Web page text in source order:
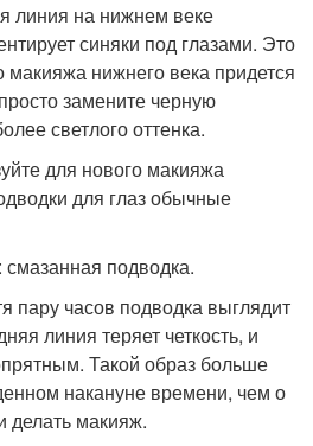
линия на нижнем веке
синяки под глазами. Это
макияжа нижнего века придется
замените черную
светлого оттенка.
для нового макияжа
для глаз обычные
подводка.
пару часов подводка выглядит
линия теряет четкость, и
Такой образ больше
накануне времени, чем о
макияж.